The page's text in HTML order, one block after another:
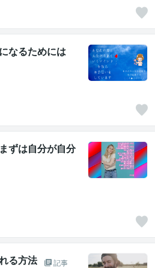
なるためには
ずは自分が自分
る方法
記事